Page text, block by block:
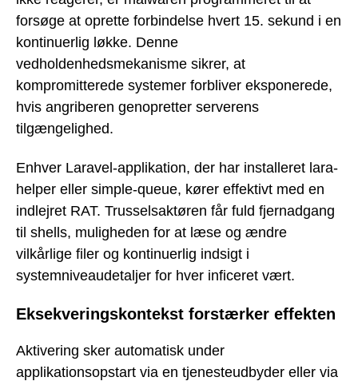
forsøge at oprette forbindelse hvert 15. sekund i en
kontinuerlig løkke. Denne
vedholdenhedsmekanisme sikrer, at
kompromitterede systemer forbliver eksponerede,
hvis angriberen genopretter serverens
tilgængelighed.
Enhver Laravel-applikation, der har installeret lara-
helper eller simple-queue, kører effektivt med en
indlejret RAT. Trusselsaktøren får fuld fjernadgang
til shells, muligheden for at læse og ændre
vilkårlige filer og kontinuerlig indsigt i
systemniveaudetaljer for hver inficeret vært.
Eksekveringskontekst forstærker effekten
Aktivering sker automatisk under
applikationsopstart via en tjenesteudbyder eller via